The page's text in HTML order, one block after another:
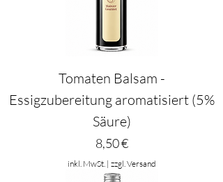
Tomaten Balsam -
Essigzubereitung aromatisiert (5%
Säure)
Preis
8,50 €
inkl. MwSt.| zzgl. Versand